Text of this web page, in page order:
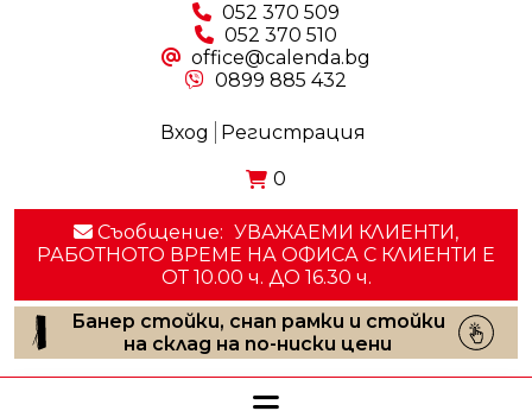
052 370 509
052 370 510
office@calenda.bg
0899 885 432
Вход Регистрация
0
Съобщение: УВАЖАЕМИ КЛИЕНТИ,
РАБОТНОТО ВРЕМЕ НА ОФИСА С КЛИЕНТИ E
ОТ 10.00 ч. ДО 16.30 ч.
Банер стойки, снап рамки и стойки
на склад на по-ниски цени